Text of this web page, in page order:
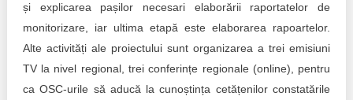
și explicarea pașilor necesari elaborării raportatelor de
monitorizare, iar ultima etapă este elaborarea rapoartelor.
Alte activități ale proiectului sunt organizarea a trei emisiuni
TV la nivel regional, trei conferințe regionale (online), pentru
ca OSC-urile să aducă la cunoștința cetățenilor constatările